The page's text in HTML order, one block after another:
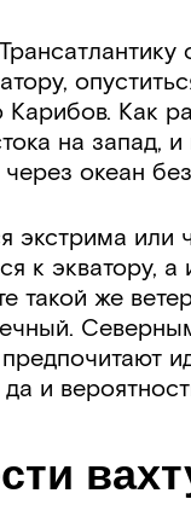
Карибов. Как
на запад,
через океан
экстрима
к экватору,
такой же
да и